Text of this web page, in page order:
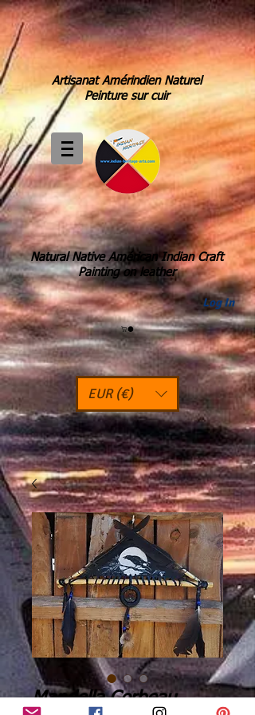
Artisanat Amérindien Naturel
Peinture sur cuir
Natural Native Américan Indian Craft
Painting on leather
Log In
EUR (€)
Mandella Corbeau,